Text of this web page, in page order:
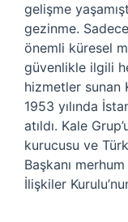
gelişme
gezinme.
önemli küresel
güvenlikle ilgili
hizmetler sunan
1953 yılında
atıldı. Kale
kurucusu ve
Başkanı
İlişkiler